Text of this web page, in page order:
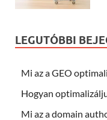
LEGUTÓBBI
Mi az a GEO
Hogyan
Mi az a domain